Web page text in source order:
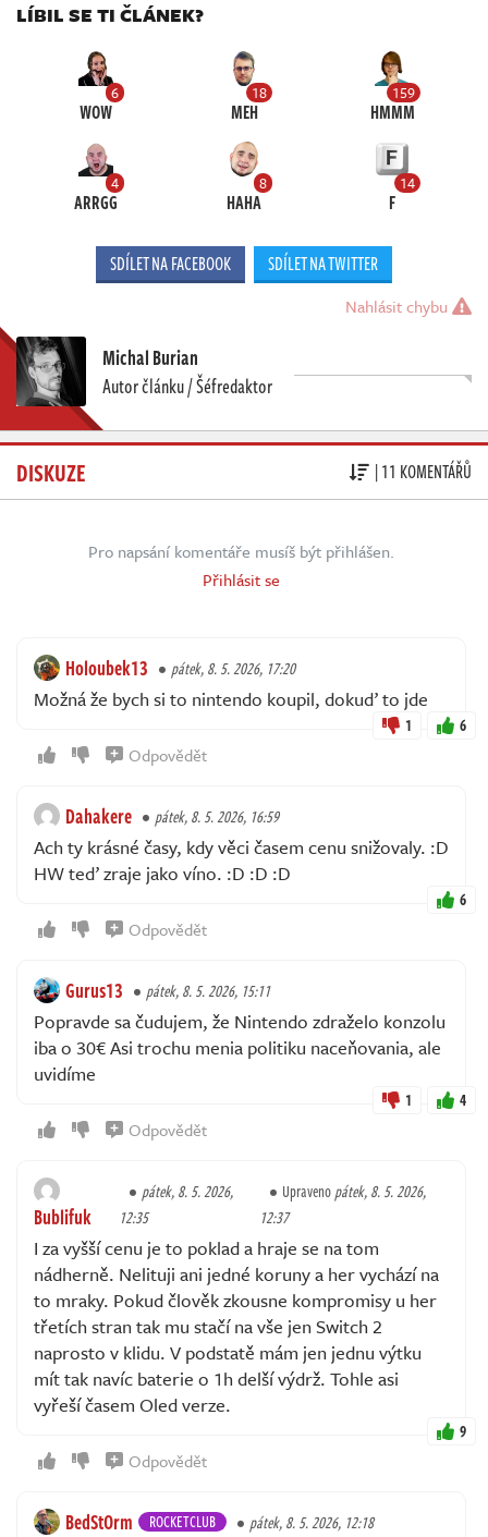
LÍBIL SE TI ČLÁNEK?
6
WOW
18
MEH
159
HMMM
4
ARRGG
8
HAHA
14
F
SDÍLET NA FACEBOOK SDÍLET NA TWITTER
Nahlásit chybu
Michal Burian
Autor článku / Šéfredaktor
DISKUZE | 11 KOMENTÁŘŮ
Pro napsání komentáře musíš být přihlášen.
Přihlásit se
Holoubek13 pátek, 8. 5. 2026, 17:20
Možná že bych si to nintendo koupil, dokuď to jde
1 6
Odpovědět
Dahakere pátek, 8. 5. 2026, 16:59
Ach ty krásné časy, kdy věci časem cenu snižovaly. :D
HW teď zraje jako víno. :D :D :D
6
Odpovědět
Gurus13 pátek, 8. 5. 2026, 15:11
Popravde sa čudujem, že Nintendo zdraželo konzolu
iba o 30€ Asi trochu menia politiku naceňovania, ale
uvidíme
1 4
Odpovědět
Bublifuk
pátek, 8. 5. 2026,
12:35
Upravenopátek, 8. 5. 2026,
12:37
I za vyšší cenu je to poklad a hraje se na tom
nádherně. Nelituji ani jedné koruny a her vychází na
to mraky. Pokud člověk zkousne kompromisy u her
třetích stran tak mu stačí na vše jen Switch 2
naprosto v klidu. V podstatě mám jen jednu výtku
mít tak navíc baterie o 1h delší výdrž. Tohle asi
vyřeší časem Oled verze.
9
Odpovědět
BedStOrm ROCKETCLUB pátek, 8. 5. 2026, 12:18